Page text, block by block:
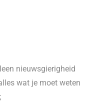
nieuwsgierigheid
wat je moet weten